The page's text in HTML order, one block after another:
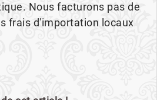
Nous facturons pas de
frais d'importation locaux